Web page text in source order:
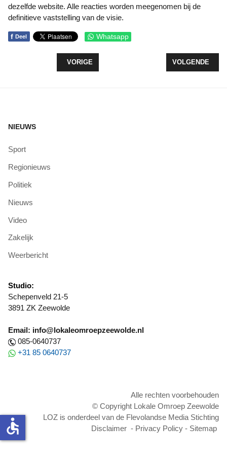
dezelfde website. Alle reacties worden meegenomen bij de
definitieve vaststelling van de visie.
f Deel Whatsapp
VORIG ARTIKEL: MEERDERE
VORIGE VOLGENDE
VOLGENDE
NIEUWS
Sport
Regionieuws
Politiek
Nieuws
Video
Zakelijk
Weerbericht
Studio:
Schepenveld 21-5
3891 ZK Zeewolde
Email: info@lokaleomroepzeewolde.nl
085-0640737
+31 85 0640737
Alle rechten voorbehouden
© Copyright Lokale Omroep Zeewolde
LOZ is onderdeel van de Flevolandse Media Stichting
Disclaimer - Privacy Policy - Sitemap
accessible